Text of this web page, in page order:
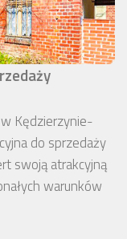
Kędzierzynie-
do sprzedaży
swoją atrakcyjną
warunków